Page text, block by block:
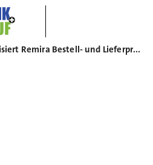
So digitalisiert Remira Bestell- und Lieferprozesse